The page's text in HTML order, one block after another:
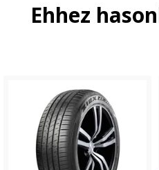
Ehhez